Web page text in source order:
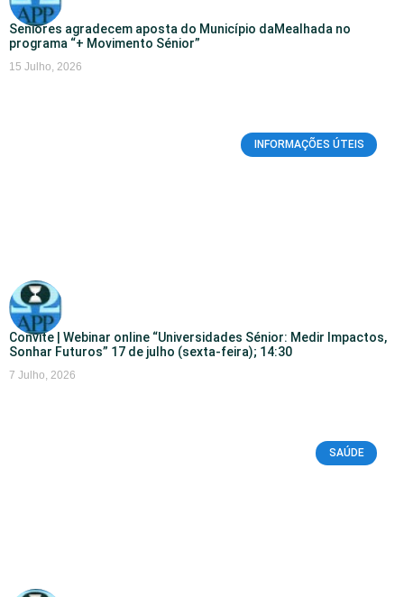
Seniores agradecem aposta do Município daMealhada no
programa “+ Movimento Sénior”
15 Julho, 2026
INFORMAÇÕES ÚTEIS
Convite | Webinar online “Universidades Sénior: Medir Impactos,
Sonhar Futuros” 17 de julho (sexta-feira); 14:30
7 Julho, 2026
SAÚDE